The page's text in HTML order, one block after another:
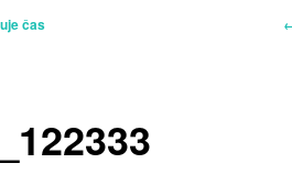
čas